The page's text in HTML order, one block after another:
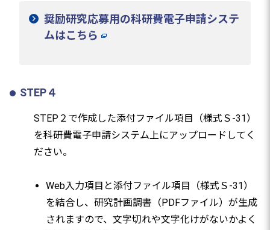
奨励研究応募用の科研費電子申請システ
ムはこちら
STEP４
STEP２で作成した添付ファイル項目（様式Ｓ-31）
を科研費電子申請システム上にアップロードしてく
ださい。
Web入力項目と添付ファイル項目（様式Ｓ-31）
を結合し、研究計画調書（PDFファイル）が生成
されますので、文字切れや文字化けがないかよく